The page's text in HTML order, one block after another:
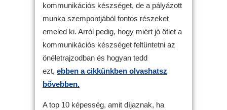
kommunikációs készséget, de a pályázott
munka szempontjából fontos részeket
emeled ki. Arról pedig, hogy miért jó ötlet a
kommunikációs készséget feltüntetni az
önéletrajzodban és hogyan tedd
ezt, ebben a cikkünkben olvashatsz
bővebben.
A top 10 képesség, amit díjaznak, ha